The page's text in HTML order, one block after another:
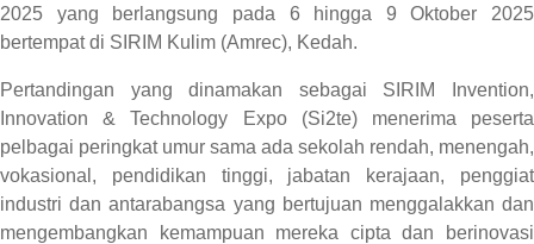
2025 yang berlangsung pada 6 hingga 9 Oktober 2025
bertempat di SIRIM Kulim (Amrec), Kedah.
Pertandingan yang dinamakan sebagai SIRIM Invention,
Innovation & Technology Expo (Si2te) menerima peserta
pelbagai peringkat umur sama ada sekolah rendah, menengah,
vokasional, pendidikan tinggi, jabatan kerajaan, penggiat
industri dan antarabangsa yang bertujuan menggalakkan dan
mengembangkan kemampuan mereka cipta dan berinovasi